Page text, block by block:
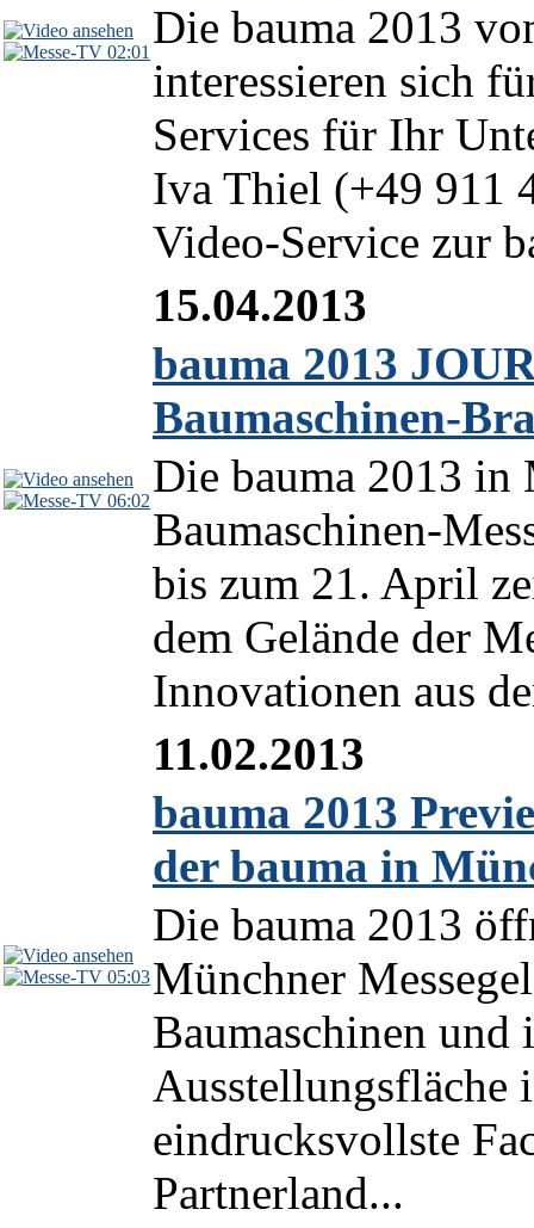
02:01 Die bauma 2013
interessieren sich
Services für Ihr
Iva Thiel (+49 911
Video-Service zur
06:02
15.04.2013
bauma 2013
Baumaschinen-
Die bauma 2013 in
Baumaschinen-
bis zum 21. April
dem Gelände der
Innovationen aus
05:03
11.02.2013
bauma 2013
der bauma in
Die bauma 2013
Münchner
Baumaschinen und
Ausstellungsfläche
eindrucksvollste
Partnerland...